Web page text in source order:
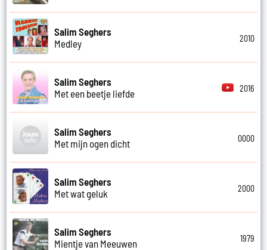
Salim Seghers
Medley
2010
Salim Seghers
Met een beetje liefde
2016
Salim Seghers
Met mijn ogen dicht
0000
Salim Seghers
Met wat geluk
2000
Salim Seghers
Mientje van Meeuwen
1979